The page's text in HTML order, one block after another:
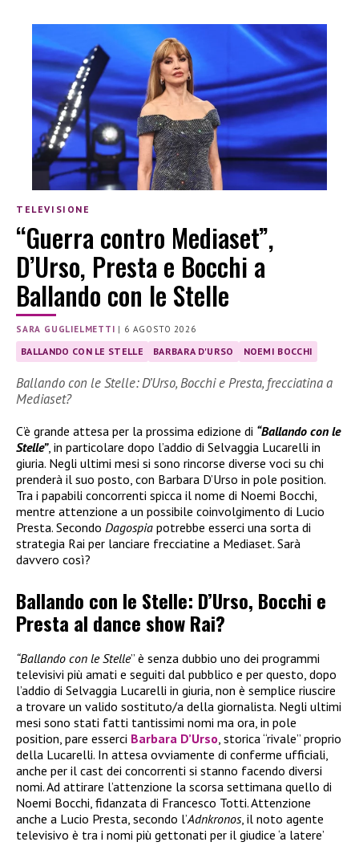
TELEVISIONE
“Guerra contro Mediaset”,
D’Urso, Presta e Bocchi a
Ballando con le Stelle
SARA GUGLIELMETTI | 6 AGOSTO 2026
BALLANDO CON LE STELLE BARBARA D'URSO NOEMI BOCCHI
Ballando con le Stelle: D’Urso, Bocchi e Presta, frecciatina a
Mediaset?
C’è grande attesa per la prossima edizione di “Ballando con le
Stelle”, in particolare dopo l’addio di Selvaggia Lucarelli in
giuria. Negli ultimi mesi si sono rincorse diverse voci su chi
prenderà il suo posto, con Barbara D’Urso in pole position.
Tra i papabili concorrenti spicca il nome di Noemi Bocchi,
mentre attenzione a un possibile coinvolgimento di Lucio
Presta. Secondo Dagospia potrebbe esserci una sorta di
strategia Rai per lanciare frecciatine a Mediaset. Sarà
davvero così?
Ballando con le Stelle: D’Urso, Bocchi e
Presta al dance show Rai?
“Ballando con le Stelle” è senza dubbio uno dei programmi
televisivi più amati e seguiti dal pubblico e per questo, dopo
l’addio di Selvaggia Lucarelli in giuria, non è semplice riuscire
a trovare un valido sostituto/a della giornalista. Negli ultimi
mesi sono stati fatti tantissimi nomi ma ora, in pole
position, pare esserci Barbara D’Urso , storica “rivale” proprio
della Lucarelli. In attesa ovviamente di conferme ufficiali,
anche per il cast dei concorrenti si stanno facendo diversi
nomi. Ad attirare l’attenzione la scorsa settimana quello di
Noemi Bocchi, fidanzata di Francesco Totti. Attenzione
anche a Lucio Presta, secondo l’Adnkronos, il noto agente
televisivo è tra i nomi più gettonati per il giudice ‘a latere’